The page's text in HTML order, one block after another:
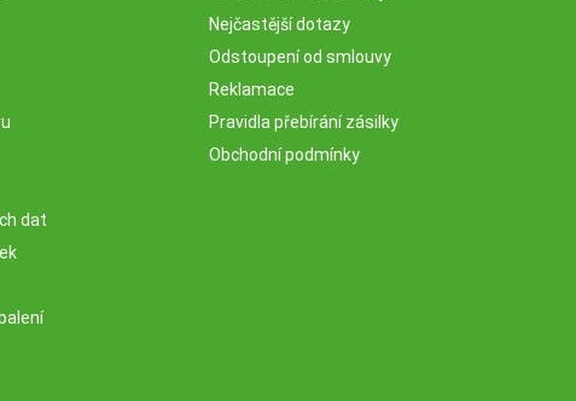
dat
Nejčastější dotazy
Odstoupení od smlouvy
Reklamace
Pravidla přebírání zásilky
Obchodní podmínky